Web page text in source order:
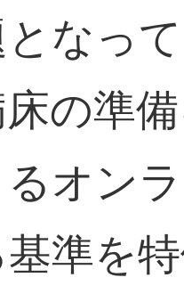
なっ
床の準
オン
準を